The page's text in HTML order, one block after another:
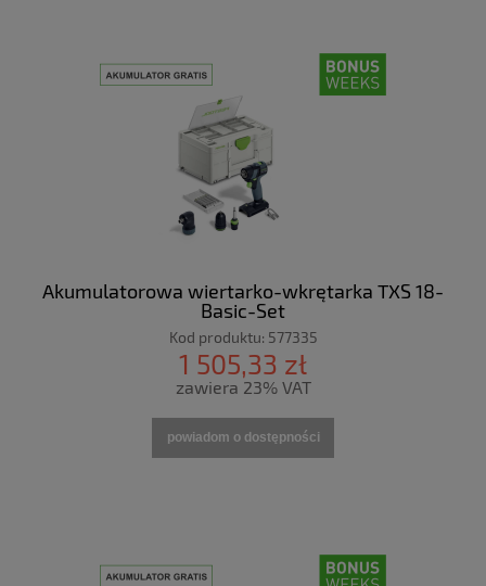
Akumulatorowa wiertarko-wkrętarka TXS 18-
Basic-Set
Kod produktu: 577335
1 505,33 zł
zawiera 23% VAT
powiadom o dostępności